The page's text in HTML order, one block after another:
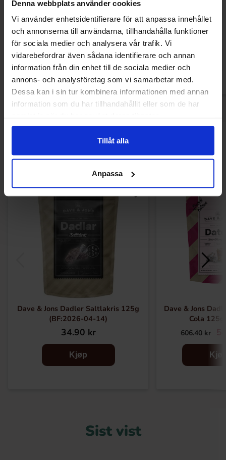
Denna webbplats använder cookies
Vi använder enhetsidentifierare för att anpassa innehållet
och annonserna till användarna, tillhandahålla funktioner
för sociala medier och analysera vår trafik. Vi
vidarebefordrar även sådana identifierare och annan
information från din enhet till de sociala medier och
annons- och analysföretag som vi samarbetar med.
Dessa kan i sin tur kombinera informationen med annan
information som du har tillhandahållit eller som de har
Tillåt alla
Anpassa
55g
38.90 kr
Kjøp
Barebells
Caramel
Andre kjøpte også
Dave & Jons Dadler Saltlakris 125g
(BF:2026-04-14)
34.90 kr
Kjøp
-9%
Dave & Jons
Cola
606.40 kr
Sist vist